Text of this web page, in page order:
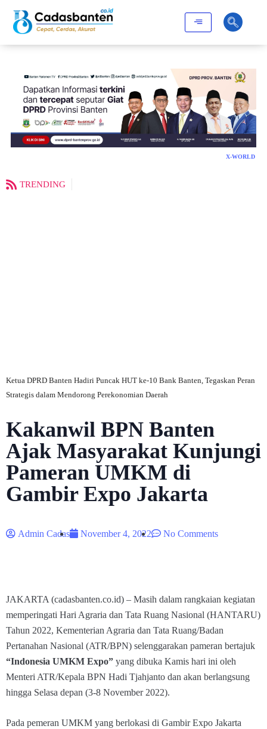
X-WORLD
TRENDING
Ketua DPRD Banten Hadiri Puncak HUT ke-10 Bank Banten, Tegaskan Peran
Strategis dalam Mendorong Perekonomian Daerah
Kakanwil BPN Banten
Ajak Masyarakat Kunjungi
Pameran UMKM di
Gambir Expo Jakarta
Admin Cadas November 4, 2022 No Comments
JAKARTA (cadasbanten.co.id) – Masih dalam rangkaian kegiatan
memperingati Hari Agraria dan Tata Ruang Nasional (HANTARU)
Tahun 2022, Kementerian Agraria dan Tata Ruang/Badan
Pertanahan Nasional (ATR/BPN) selenggarakan pameran bertajuk
“Indonesia UMKM Expo” yang dibuka Kamis hari ini oleh
Menteri ATR/Kepala BPN Hadi Tjahjanto dan akan berlangsung
hingga Selasa depan (3-8 November 2022).
Pada pemeran UMKM yang berlokasi di Gambir Expo Jakarta